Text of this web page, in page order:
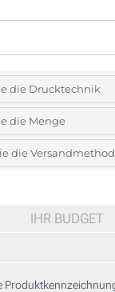
die Drucktechnik
und Farbtechniken
Seite)
Seite)
die Menge
gewünschte Menge
die
IHR BUDGET